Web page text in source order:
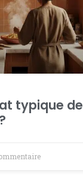
typique de